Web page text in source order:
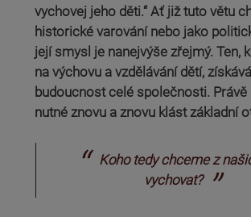
vychovej jeho děti.“ Ať již tuto větu
historické varování nebo jako
její smysl je nanejvýše zřejmý. Ten,
na výchovu a vzdělávání dětí,
budoucnost celé společnosti.
nutné znovu a znovu klást základní
Koho tedy chceme z
vychovat?